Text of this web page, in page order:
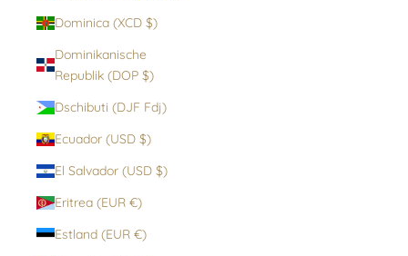
Dominica (XCD $)
Dominikanische
Republik (DOP $)
Dschibuti (DJF Fdj)
Ecuador (USD $)
El Salvador (USD $)
Eritrea (EUR €)
Estland (EUR €)